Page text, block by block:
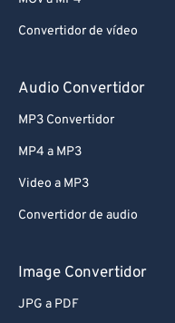
Convertidor de vídeo
Audio Convertidor
MP3 Convertidor
MP4 a MP3
Video a MP3
Convertidor de audio
Image Convertidor
JPG a PDF